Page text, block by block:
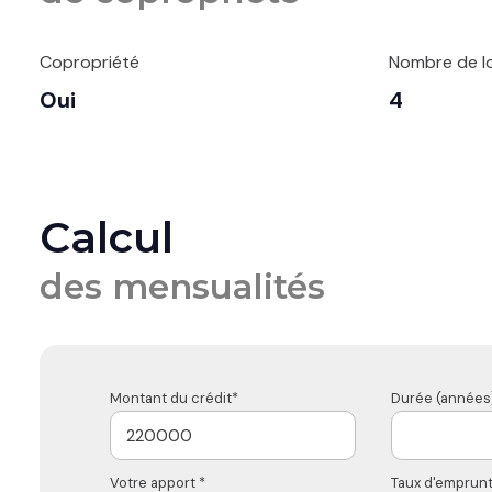
Copropriété
Oui
Nombre de
4
Calcul
des mensualités
Montant du crédit* Durée
Votre apport * Taux